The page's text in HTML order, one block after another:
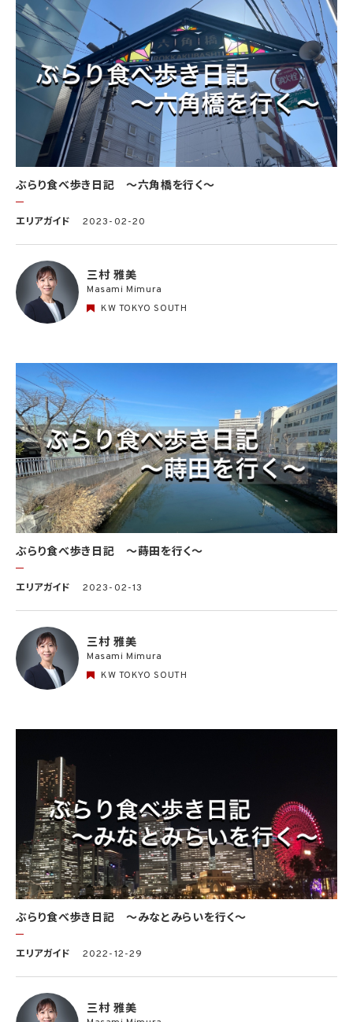
ぶらり食べ歩き日記 〜六角橋を行く〜
エリアガイド 2023-02-20
三村 雅美
Masami Mimura
KW TOKYO SOUTH
ぶらり食べ歩き日記 〜蒔田を行く〜
エリアガイド 2023-02-13
三村 雅美
Masami Mimura
KW TOKYO SOUTH
ぶらり食べ歩き日記 〜みなとみらいを行く〜
エリアガイド 2022-12-29
三村 雅美